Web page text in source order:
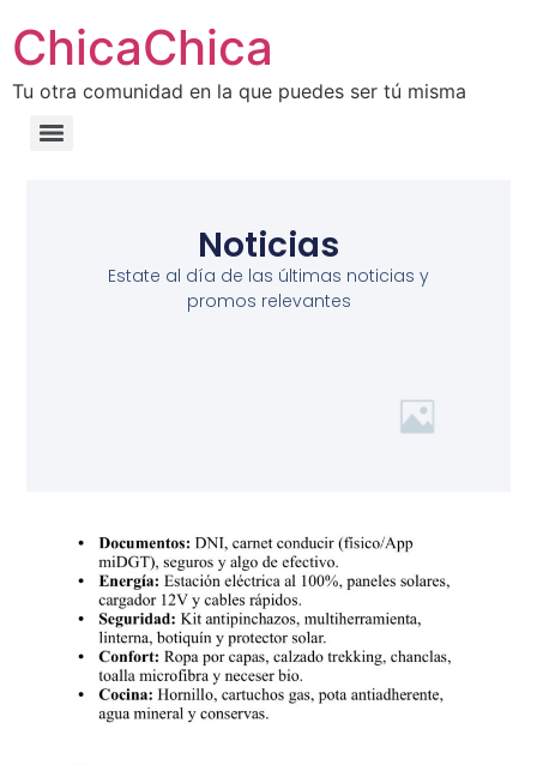
ChicaChica
Tu otra comunidad en la que puedes ser tú misma
Noticias
Estate al día de las últimas noticias y
promos relevantes